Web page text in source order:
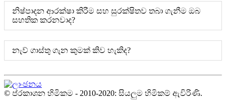
නිෂ්පාදන ආරක්ෂා කිරීම සහ සුරක්ෂිතව තබා ගැනීම ඔබ
සහතික කරනවාද?
නැව් ගාස්තු ගැන කුමක් කිව හැකිද?
© ප්රකාශන හිමිකම - 2010-2020: සියලුම හිමිකම් ඇවිරිණි.